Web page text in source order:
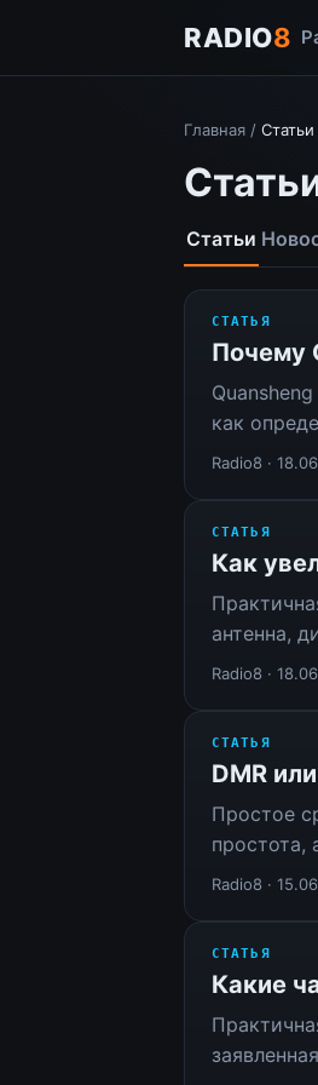
RADIO8
Главная / Статьи
Статьи
СТАТЬЯ
Почему
как
Radio8 ·
СТАТЬЯ
Как
антенна,
Radio8 ·
СТАТЬЯ
DMR
Простое
простота,
Radio8 ·
СТАТЬЯ
Какие